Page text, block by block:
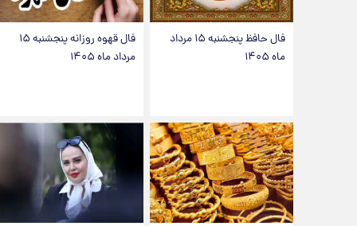
فال حافظ پنجشنبه ۱۵ مرداد
ماه ۱۴۰۵
فال قهوه روزانه پنجشنبه ۱۵
مرداد ماه ۱۴۰۵